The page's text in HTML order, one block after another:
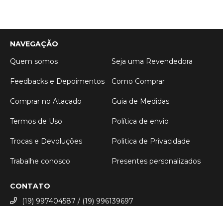
NAVEGAÇÃO
Quem somos
Seja uma Revendedora
Feedbacks e Depoimentos Como Comprar
Comprar no Atacado Guia de Medidas
Termos de Uso Política de envio
Trocas e Devoluções Politica de Privacidade
Trabalhe conosco Presentes personalizados
CONTATO
(19) 997404587 / (19) 996139697